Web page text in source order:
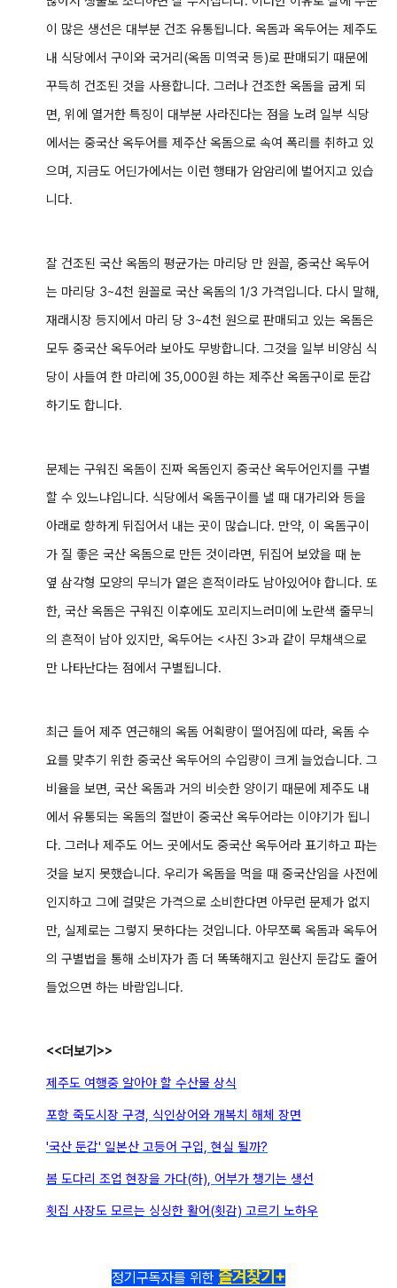
이 많은 생선은 대부분 건조 유통됩니다. 옥돔과 옥두어는 제주도
내 식당에서 구이와 국거리(옥돔 미역국 등)로 판매되기 때문에
꾸득히 건조된 것을 사용합니다. 그러나 건조한 옥돔을 굽게 되
면, 위에 열거한 특징이 대부분 사라진다는 점을 노려 일부 식당
에서는 중국산 옥두어를 제주산 옥돔으로 속여 폭리를 취하고 있
으며, 지금도 어딘가에서는 이런 행태가 암암리에 벌어지고 있습
니다.
잘 건조된 국산 옥돔의 평균가는 마리당 만 원꼴, 중국산 옥두어
는 마리당 3~4천 원꼴로 국산 옥돔의 1/3 가격입니다. 다시 말해,
재래시장 등지에서 마리 당 3~4천 원으로 판매되고 있는 옥돔은
모두 중국산 옥두어라 보아도 무방합니다. 그것을 일부 비양심 식
당이 사들여 한 마리에 35,000원 하는 제주산 옥돔구이로 둔갑
하기도 합니다.
문제는 구워진 옥돔이 진짜 옥돔인지 중국산 옥두어인지를 구별
할 수 있느냐입니다. 식당에서 옥돔구이를 낼 때 대가리와 등을
아래로 향하게 뒤집어서 내는 곳이 많습니다. 만약, 이 옥돔구이
가 질 좋은 국산 옥돔으로 만든 것이라면, 뒤집어 보았을 때 눈
옆 삼각형 모양의 무늬가 옅은 흔적이라도 남아있어야 합니다. 또
한, 국산 옥돔은 구워진 이후에도 꼬리지느러미에 노란색 줄무늬
의 흔적이 남아 있지만, 옥두어는 <사진 3>과 같이 무채색으로
만 나타난다는 점에서 구별됩니다.
최근 들어 제주 연근해의 옥돔 어획량이 떨어짐에 따라, 옥돔 수
요를 맞추기 위한 중국산 옥두어의 수입량이 크게 늘었습니다. 그
비율을 보면, 국산 옥돔과 거의 비슷한 양이기 때문에 제주도 내
에서 유통되는 옥돔의 절반이 중국산 옥두어라는 이야기가 됩니
다. 그러나 제주도 어느 곳에서도 중국산 옥두어라 표기하고 파는
것을 보지 못했습니다. 우리가 옥돔을 먹을 때 중국산임을 사전에
인지하고 그에 걸맞은 가격으로 소비한다면 아무런 문제가 없지
만, 실제로는 그렇지 못하다는 것입니다. 아무쪼록 옥돔과 옥두어
의 구별법을 통해 소비자가 좀 더 똑똑해지고 원산지 둔갑도 줄어
들었으면 하는 바람입니다.
<<더보기>>
제주도 여행중 알아야 할 수산물 상식
포항 죽도시장 구경, 식인상어와 개복치 해체 장면
'국산 둔갑' 일본산 고등어 구입, 현실 될까?
봄 도다리 조업 현장을 가다(하), 어부가 챙기는 생선
횟집 사장도 모르는 싱싱한 활어(횟감) 고르기 노하우
정기구독자를 위한 즐겨찾기+